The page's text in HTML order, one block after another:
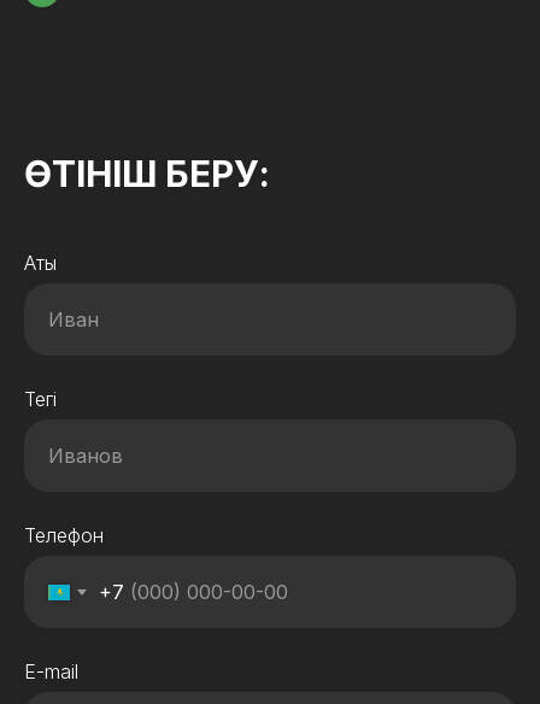
ӨТІНІШ БЕРУ:
Аты
Тегі
Телефон
+7
E-mail